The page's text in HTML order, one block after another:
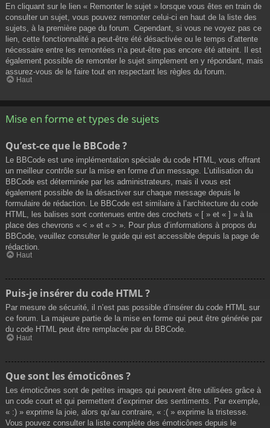
En cliquant sur le lien « Remonter le sujet » lorsque vous êtes en train de
consulter un sujet, vous pouvez remonter celui-ci en haut de la liste des
sujets, à la première page du forum. Cependant, si vous ne voyez pas ce
lien, cette fonctionnalité a peut-être été désactivée ou le temps d’attente
nécessaire entre les remontées n’a peut-être pas encore été atteint. Il est
également possible de remonter le sujet simplement en y répondant, mais
assurez-vous de le faire tout en respectant les règles du forum.
Haut
Mise en forme et types de sujets
Qu’est-ce que le BBCode ?
Le BBCode est une implémentation spéciale du code HTML, vous offrant
un meilleur contrôle sur la mise en forme d’un message. L’utilisation du
BBCode est déterminée par les administrateurs, mais il vous est
également possible de la désactiver sur chaque message depuis le
formulaire de rédaction. Le BBCode est similaire à l’architecture du code
HTML, les balises sont contenues entre des crochets « [ » et « ] » à la
place des chevrons « < » et « > ». Pour plus d’informations à propos du
BBCode, veuillez consulter le guide qui est accessible depuis la page de
rédaction.
Haut
Puis-je insérer du code HTML ?
Par mesure de sécurité, il n’est pas possible d’insérer du code HTML sur
ce forum. La majeure partie de la mise en forme qui peut être générée par
du code HTML peut être remplacée par du BBCode.
Haut
Que sont les émoticônes ?
Les émoticônes sont de petites images qui peuvent être utilisées grâce à
un code court et qui permettent d’exprimer des sentiments. Par exemple,
« :) » exprime la joie, alors qu’au contraire, « :( » exprime la tristesse.
Vous pouvez consulter la liste complète des émoticônes depuis le